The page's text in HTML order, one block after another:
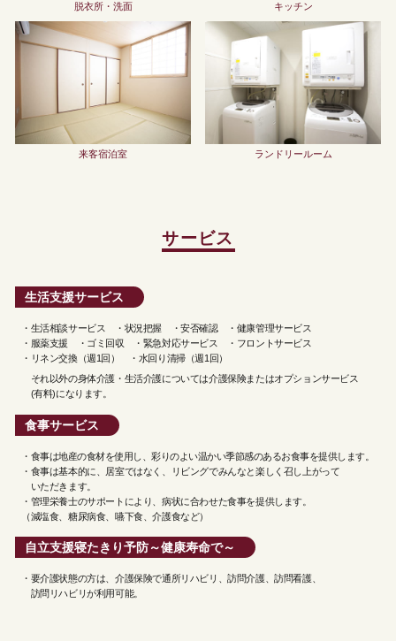
脱衣所・洗面 キッチン
来客宿泊室 ランドリールーム
サービス
生活支援サービス
・生活相談サービス ・状況把握 ・安否確認 ・健康管理サービス
・服薬支援 ・ゴミ回収 ・緊急対応サービス ・フロントサービス
・リネン交換（週1回） ・水回り清掃（週1回）
それ以外の身体介護・生活介護については介護保険またはオプションサービス
(有料)になります。
食事サービス
・食事は地産の食材を使用し、彩りのよい温かい季節感のあるお食事を提供します。
・食事は基本的に、居室ではなく、リビングでみんなと楽しく召し上がって
いただきます。
・管理栄養士のサポートにより、病状に合わせた食事を提供します。
（減塩食、糖尿病食、嚥下食、介護食など）
自立支援寝たきり予防～健康寿命で～
・要介護状態の方は、介護保険で通所リハビリ、訪問介護、訪問看護、
訪問リハビリが利用可能。